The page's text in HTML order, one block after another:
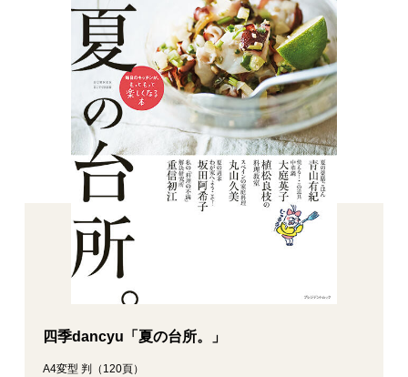
四季dancyu「夏の台所。」
A4変型 判（120頁）